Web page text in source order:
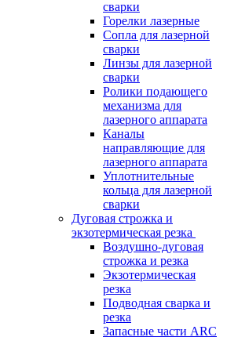
сварки
Горелки лазерные
Сопла для лазерной
сварки
Линзы для лазерной
сварки
Ролики подающего
механизма для
лазерного аппарата
Каналы
направляющие для
лазерного аппарата
Уплотнительные
кольца для лазерной
сварки
Дуговая строжка и
экзотермическая резка
Воздушно-дуговая
строжка и резка
Экзотермическая
резка
Подводная сварка и
резка
Запасные части ARC